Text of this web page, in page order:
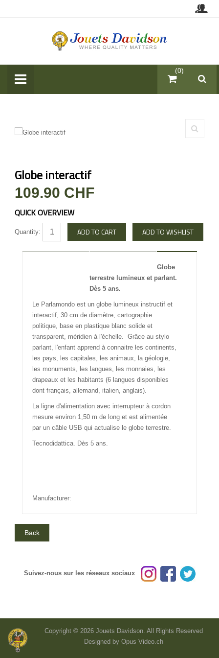
items (0)
Globe interactif
109.90 CHF
QUICK OVERVIEW
Quantity:
Globe
terrestre lumineux et parlant.
Dès 5 ans.
Le Parlamondo est un globe lumineux instructif et
interactif, 30 cm de diamètre, cartographie
politique, base en plastique blanc solide et
transparent, méridien à l'échelle. Grâce au stylo
parlant, l'enfant apprend à connaitre les continents,
les pays, les capitales, les animaux, la géologie,
les monuments, les langues, les monnaies, les
drapeaux et les habitants (6 langues disponibles
dont français, allemand, italien, anglais).
La ligne d'alimentation avec interrupteur à cordon
mesure environ 1,50 m de long et est alimentée
par un câble USB qui actualise le globe terrestre.
Tecnodidattica. Dès 5 ans.
Manufacturer:
Suivez-nous sur les réseaux sociaux
Copyright © 2026 Jouets Davidson. All Rights Reserved
Designed by Opus Video.ch